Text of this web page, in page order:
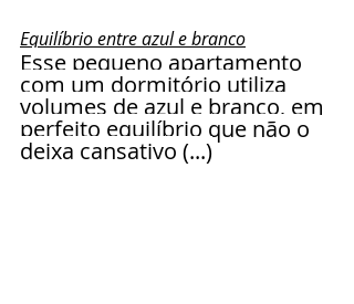
Equilíbrio entre azul e branco
Esse pequeno apartamento
com um dormitório utiliza
volumes de azul e branco, em
perfeito equilíbrio que não o
deixa cansativo (...)